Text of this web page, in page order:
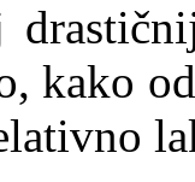
kako